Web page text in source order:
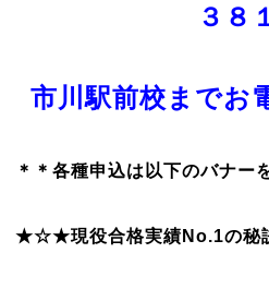
３８
市川駅前校までお
＊＊各種申込は以下のバナー
★☆★現役合格実績No.1の